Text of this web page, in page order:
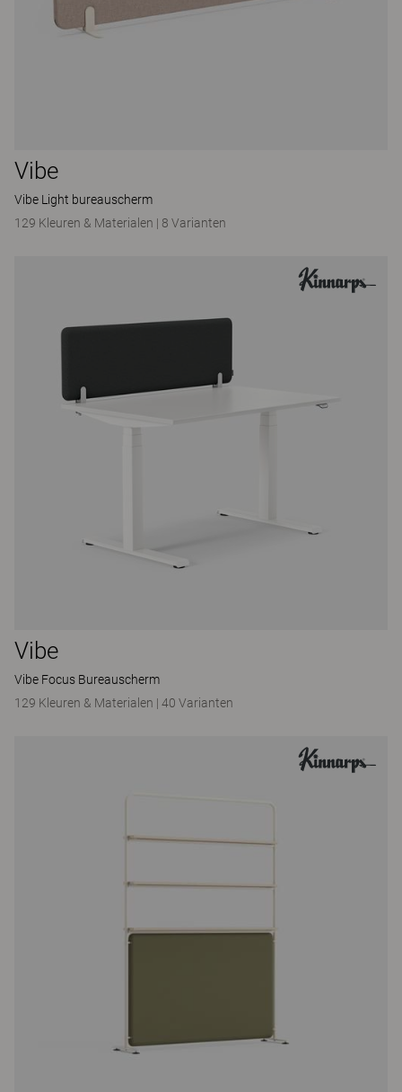
Vibe
Vibe Light bureauscherm
129 Kleuren & Materialen | 8 Varianten
Vibe
Vibe Focus Bureauscherm
129 Kleuren & Materialen | 40 Varianten